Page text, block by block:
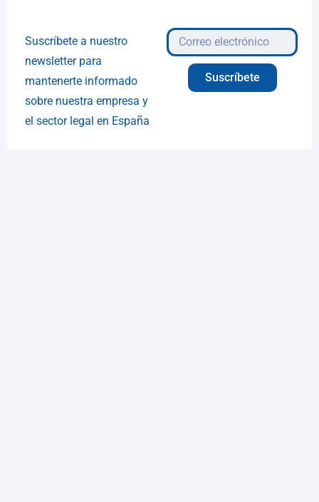
Suscríbete a nuestro
newsletter para
mantenerte informado
sobre nuestra empresa y
el sector legal en España
Suscríbete